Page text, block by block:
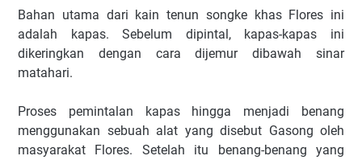
Bahan utama dari kain tenun songke khas Flores ini
adalah kapas. Sebelum dipintal, kapas-kapas ini
dikeringkan dengan cara dijemur dibawah sinar
matahari.
Proses pemintalan kapas hingga menjadi benang
menggunakan sebuah alat yang disebut Gasong oleh
masyarakat Flores. Setelah itu benang-benang yang